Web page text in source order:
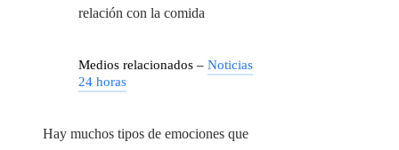
relación con la comida
Medios relacionados – Noticias
24 horas
Hay muchos tipos de emociones que